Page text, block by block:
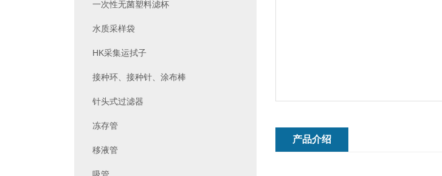
产品介绍
一次性无菌塑料滤杯
水质采样袋
HK采集运拭子
接种环、接种针、涂布棒
针头式过滤器
冻存管
移液管